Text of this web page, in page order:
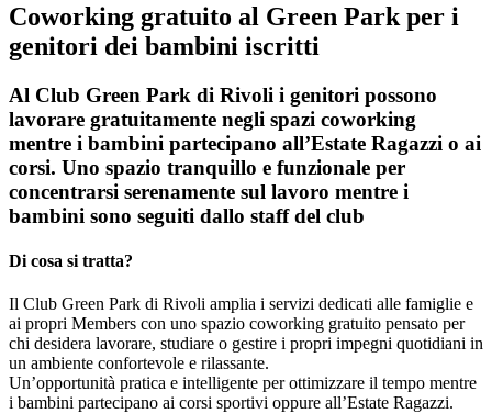
Coworking gratuito al Green Park per i
genitori dei bambini iscritti
Al Club Green Park di Rivoli i genitori possono
lavorare gratuitamente negli spazi coworking
mentre i bambini partecipano all’Estate Ragazzi o ai
corsi. Uno spazio tranquillo e funzionale per
concentrarsi serenamente sul lavoro mentre i
bambini sono seguiti dallo staff del club
Di cosa si tratta?
Il Club Green Park di Rivoli amplia i servizi dedicati alle famiglie e
ai propri Members con uno spazio coworking gratuito pensato per
chi desidera lavorare, studiare o gestire i propri impegni quotidiani in
un ambiente confortevole e rilassante.
Un’opportunità pratica e intelligente per ottimizzare il tempo mentre
i bambini partecipano ai corsi sportivi oppure all’Estate Ragazzi.